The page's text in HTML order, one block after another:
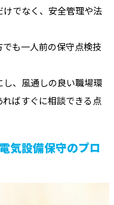
でなく、安全管理や法
も一人前の保守点検技
、風通しの良い職場環
ばすぐに相談できる点
気設備保守のプロ